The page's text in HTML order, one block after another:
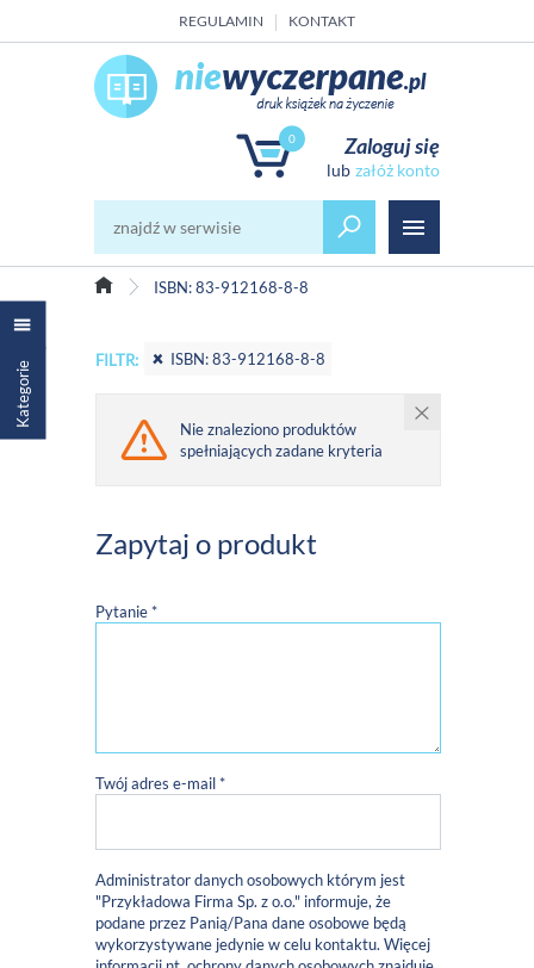
REGULAMIN KONTAKT
0 Zaloguj się
załóż konto
ISBN: 83-912168-8-8
Kategorie FILTR: ISBN: 83-912168-8-8
Nie znaleziono produktów
spełniających zadane kryteria
Zapytaj o produkt
Pytanie *
Twój adres e-mail *
Administrator danych osobowych którym jest
"Przykładowa Firma Sp. z o.o." informuje, że
podane przez Panią/Pana dane osobowe będą
wykorzystywane jedynie w celu kontaktu. Więcej